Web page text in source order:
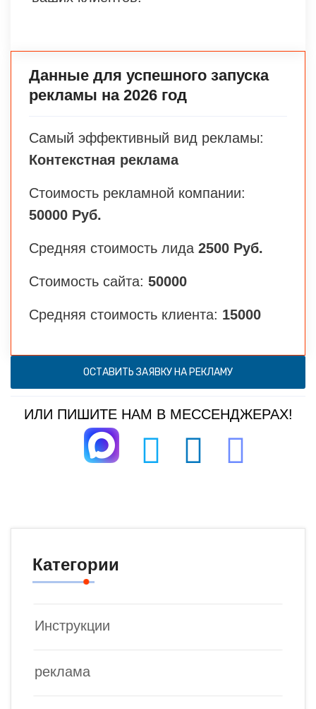
Данные для успешного запуска
рекламы на 2026 год
Самый эффективный вид рекламы:
Контекстная реклама
Стоимость рекламной компании:
50000 Руб.
Средняя стоимость лида 2500 Руб.
Стоимость сайта: 50000
Средняя стоимость клиента: 15000
ОСТАВИТЬ ЗАЯВКУ НА РЕКЛАМУ
ИЛИ ПИШИТЕ НАМ В МЕССЕНДЖЕРАХ!
Категории
Инструкции
реклама